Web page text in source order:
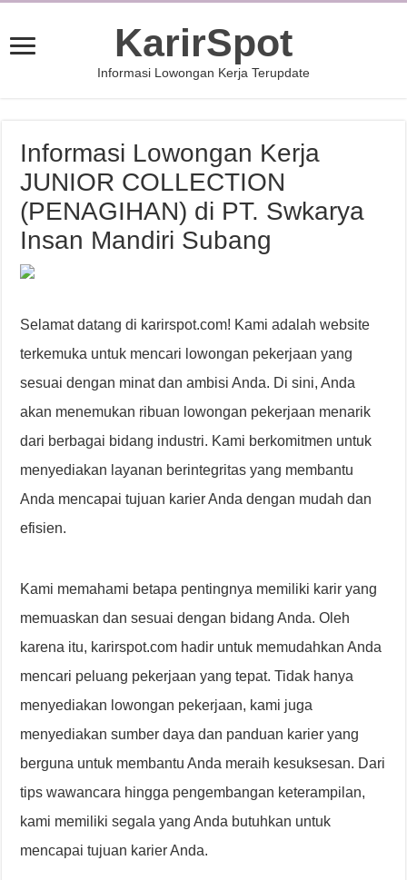
KarirSpot
Informasi Lowongan Kerja Terupdate
Informasi Lowongan Kerja
JUNIOR COLLECTION
(PENAGIHAN) di PT. Swkarya
Insan Mandiri Subang
Selamat datang di karirspot.com! Kami adalah website
terkemuka untuk mencari lowongan pekerjaan yang
sesuai dengan minat dan ambisi Anda. Di sini, Anda
akan menemukan ribuan lowongan pekerjaan menarik
dari berbagai bidang industri. Kami berkomitmen untuk
menyediakan layanan berintegritas yang membantu
Anda mencapai tujuan karier Anda dengan mudah dan
efisien.
Kami memahami betapa pentingnya memiliki karir yang
memuaskan dan sesuai dengan bidang Anda. Oleh
karena itu, karirspot.com hadir untuk memudahkan Anda
mencari peluang pekerjaan yang tepat. Tidak hanya
menyediakan lowongan pekerjaan, kami juga
menyediakan sumber daya dan panduan karier yang
berguna untuk membantu Anda meraih kesuksesan. Dari
tips wawancara hingga pengembangan keterampilan,
kami memiliki segala yang Anda butuhkan untuk
mencapai tujuan karier Anda.